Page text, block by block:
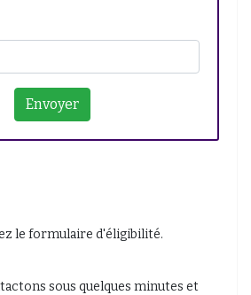
le formulaire d'éligibilité.
sous quelques minutes et